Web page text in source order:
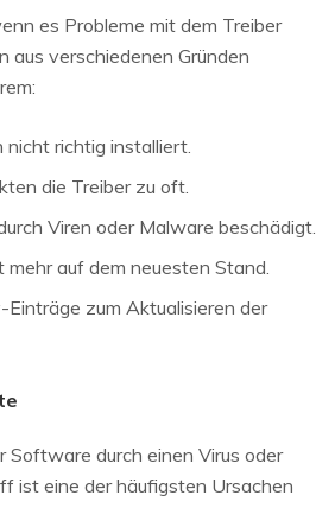
es Probleme mit dem Treiber
aus verschiedenen Gründen
richtig installiert.
die Treiber zu oft.
Viren oder Malware beschädigt.
mehr auf dem neuesten Stand.
Einträge zum Aktualisieren der
Software durch einen Virus oder
ist eine der häufigsten Ursachen